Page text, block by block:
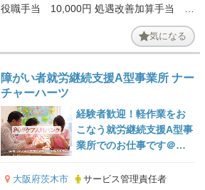
役職手当 10,000円 処遇改善加算手当
気になる
障がい者就労継続支援A型事業所 ナー
チャーハーツ
経験者歓迎！軽作業をお
こなう就労継続支援A型事
業所でのお仕事です＠茨
木市
大阪府茨木市 サービス管理責任者